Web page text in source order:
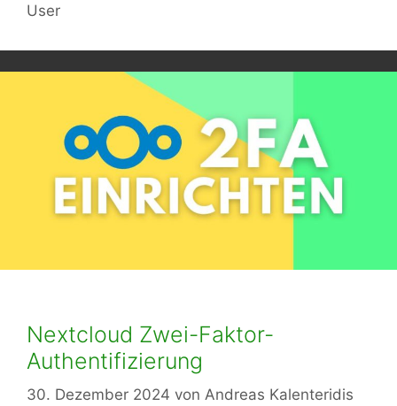
User
Nextcloud Zwei-Faktor-
Authentifizierung
30. Dezember 2024 von Andreas Kalenteridis